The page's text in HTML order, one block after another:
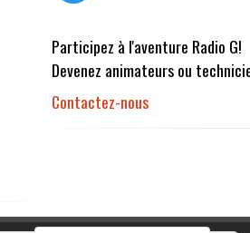
Participez à l'aventure Radio G!
Devenez animateurs ou
Contactez-nous